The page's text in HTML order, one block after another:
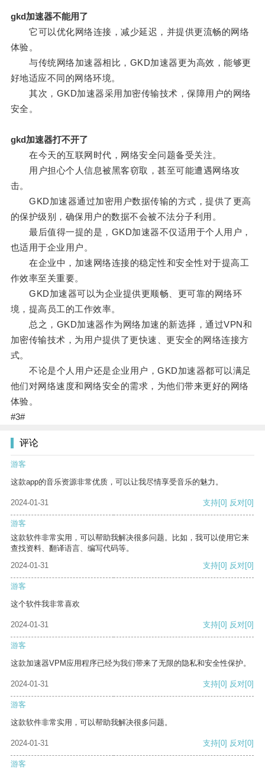
gkd加速器不能用了
它可以优化网络连接，减少延迟，并提供更流畅的网络
体验。
与传统网络加速器相比，GKD加速器更为高效，能够更
好地适应不同的网络环境。
其次，GKD加速器采用加密传输技术，保障用户的网络
安全。
gkd加速器打不开了
在今天的互联网时代，网络安全问题备受关注。
用户担心个人信息被黑客窃取，甚至可能遭遇网络攻
击。
GKD加速器通过加密用户数据传输的方式，提供了更高
的保护级别，确保用户的数据不会被不法分子利用。
最后值得一提的是，GKD加速器不仅适用于个人用户，
也适用于企业用户。
在企业中，加速网络连接的稳定性和安全性对于提高工
作效率至关重要。
GKD加速器可以为企业提供更顺畅、更可靠的网络环
境，提高员工的工作效率。
总之，GKD加速器作为网络加速的新选择，通过VPN和
加密传输技术，为用户提供了更快速、更安全的网络连接方
式。
不论是个人用户还是企业用户，GKD加速器都可以满足
他们对网络速度和网络安全的需求，为他们带来更好的网络
体验。
#3#
评论
游客
这款app的音乐资源非常优质，可以让我尽情享受音乐的魅力。
2024-01-31 支持[0] 反对[0]
游客
这款软件非常实用，可以帮助我解决很多问题。比如，我可以使用它来
查找资料、翻译语言、编写代码等。
2024-01-31
支持[0] 反对[0]
游客
这个软件我非常喜欢
2024-01-31 支持[0] 反对[0]
游客
这款加速器VPM应用程序已经为我们带来了无限的隐私和安全性保护。
2024-01-31 支持[0] 反对[0]
游客
这款软件非常实用，可以帮助我解决很多问题。
2024-01-31 支持[0] 反对[0]
游客